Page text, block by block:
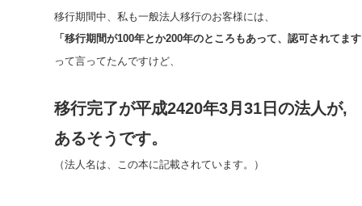
移行期間中、私も一般法人移行のお客様には、
「移行期間が100年とか200年のところもあって、認可されてま
って言ってたんですけど、
移行完了が平成2420年3月31日の法人が,
あるそうです。
（法人名は、この本に記載されています。）